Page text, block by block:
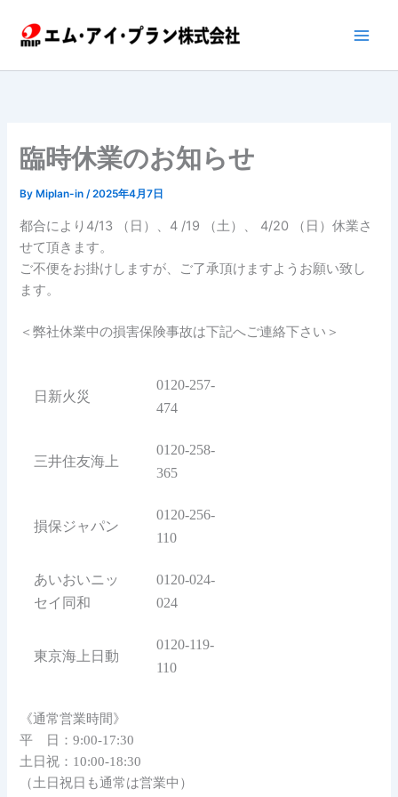
ス
臨時休業のお知らせ
By Miplan-in/2025年4月7日
都合により 4/13 （日）、4 /19 （土）、 4/20 （日）休業さ
せて頂きます。
ご不便をお掛けしますが、ご了承頂けますようお願い致し
ます。
＜弊社休業中の損害保険事故は下記へご連絡下さい＞
日新火災
0120-257-
474
三井住友海上
0120-258-
365
損保ジャパン
0120-256-
110
あいおいニッ
セイ同和
0120-024-
024
東京海上日動
0120-119-
110
《通常営業時間》
平 日：9:00-17:30
土日祝：10:00-18:30
（土日祝日も通常は営業中）